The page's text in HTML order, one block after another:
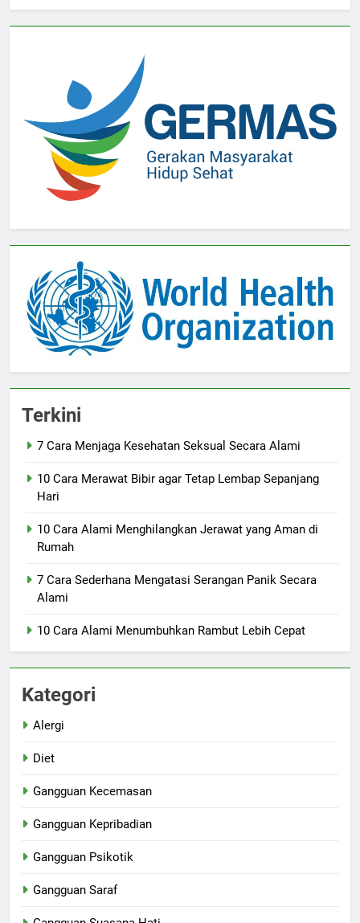
Terkini
7 Cara Menjaga Kesehatan Seksual Secara Alami
10 Cara Merawat Bibir agar Tetap Lembap Sepanjang
Hari
10 Cara Alami Menghilangkan Jerawat yang Aman di
Rumah
7 Cara Sederhana Mengatasi Serangan Panik Secara
Alami
10 Cara Alami Menumbuhkan Rambut Lebih Cepat
Kategori
Alergi
Diet
Gangguan Kecemasan
Gangguan Kepribadian
Gangguan Psikotik
Gangguan Saraf